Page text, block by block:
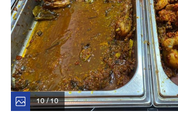
10 / 10